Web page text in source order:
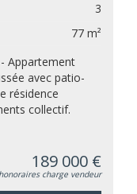
3
77 m²
Appartement
avec patio-
résidence
collectif.
189 000 €
honoraires charge vendeur